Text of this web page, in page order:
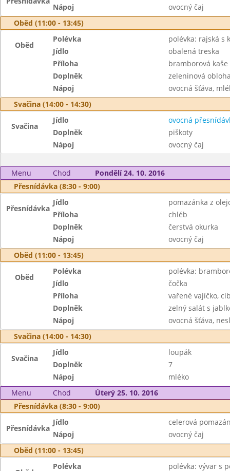
Nápoj
ovocný čaj
Oběd (11:00 - 13:45)
Oběd
Polévka
polévka: rajská s
Jídlo
obalená treska
Příloha
bramborová
Doplněk
zeleninová
Nápoj
ovocná šťáva,
Svačina (14:00 - 14:30)
Svačina
Jídlo
ovocná
Doplněk
piškoty
Nápoj
ovocný čaj
Menu Chod
Pondělí 24. 10. 2016
Přesnídávka (8:30 - 9:00)
Přesnídávka
Jídlo
pomazánka z
Příloha
chléb
Doplněk
čerstvá okurka
Nápoj
ovocný čaj
Oběd (11:00 - 13:45)
Oběd
Polévka
polévka:
Jídlo
čočka
Příloha
vařené vajíčko,
Doplněk
zelný salát s
Nápoj
ovocná šťáva,
Svačina (14:00 - 14:30)
Svačina
Jídlo
loupák
Doplněk
7
Nápoj
mléko
Menu
Chod
Úterý 25. 10. 2016
Přesnídávka (8:30 - 9:00)
Přesnídávka
Jídlo
celerová
Nápoj
ovocný čaj
Oběd (11:00 - 13:45)
Polévka
polévka: vývar s